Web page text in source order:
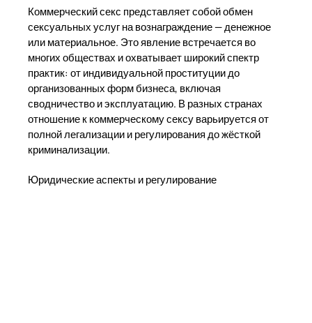
Коммерческий секс представляет собой обмен
сексуальных услуг на вознаграждение — денежное
или материальное. Это явление встречается во
многих обществах и охватывает широкий спектр
практик: от индивидуальной проституции до
организованных форм бизнеса, включая
сводничество и эксплуатацию. В разных странах
отношение к коммерческому сексу варьируется от
полной легализации и регулирования до жёсткой
криминализации.
Юридические аспекты и регулирование